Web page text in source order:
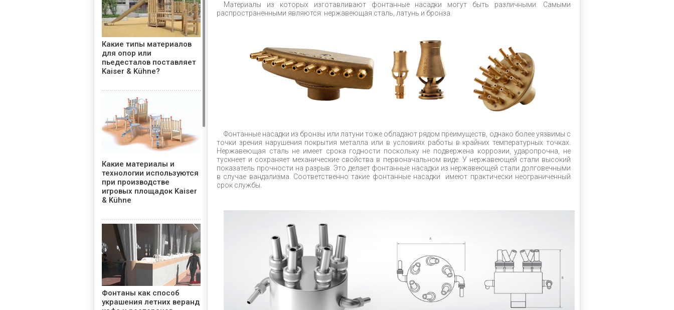
Материалы из которых изготавливают фонтанные насадки могут быть различными. Самыми
распространенными являются: нержавеющая сталь, латунь и бронза.
Фонтанные насадки из бронзы или латуни тоже обладают рядом преимуществ, однако более уязвимы с
точки зрения нарушения покрытия металла или в условиях работы в крайних температурных точках.
Нержавеющая сталь не имеет срока годности поскольку не подвержена коррозии, ударопрочна, не
тускнеет и сохраняет механические свойства в первоначальном виде. У нержавеющей стали высокий
показатель прочности на разрыв. Это делает фонтанные насадки из нержавеющей стали долговечными
в случае вандализма. Соответственно такие фонтанные насадки имеют практически неограниченный
срок службы.
Какие типы материалов
для опор или
пьедесталов поставляет
Kaiser & Kühne?
Какие материалы и
технологии используются
при производстве
игровых площадок Kaiser
& Kühne
Фонтаны как способ
украшения летних веранд